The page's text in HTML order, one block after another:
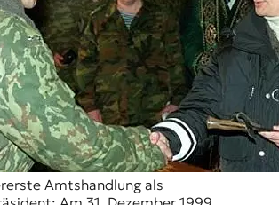
Amtshandlung als